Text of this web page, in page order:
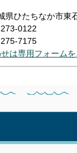
県ひたちなか市東
0122
7175
は専用フォームを